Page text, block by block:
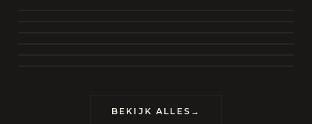
BEKIJK ALLES →